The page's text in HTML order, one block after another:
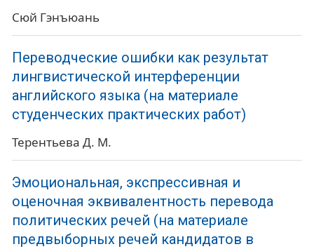
Сюй Гэнъюань
Переводческие ошибки как результат
лингвистической интерференции
английского языка (на материале
студенческих практических работ)
Терентьева Д. М.
Эмоциональная, экспрессивная и
оценочная эквивалентность перевода
политических речей (на материале
предвыборных речей кандидатов в